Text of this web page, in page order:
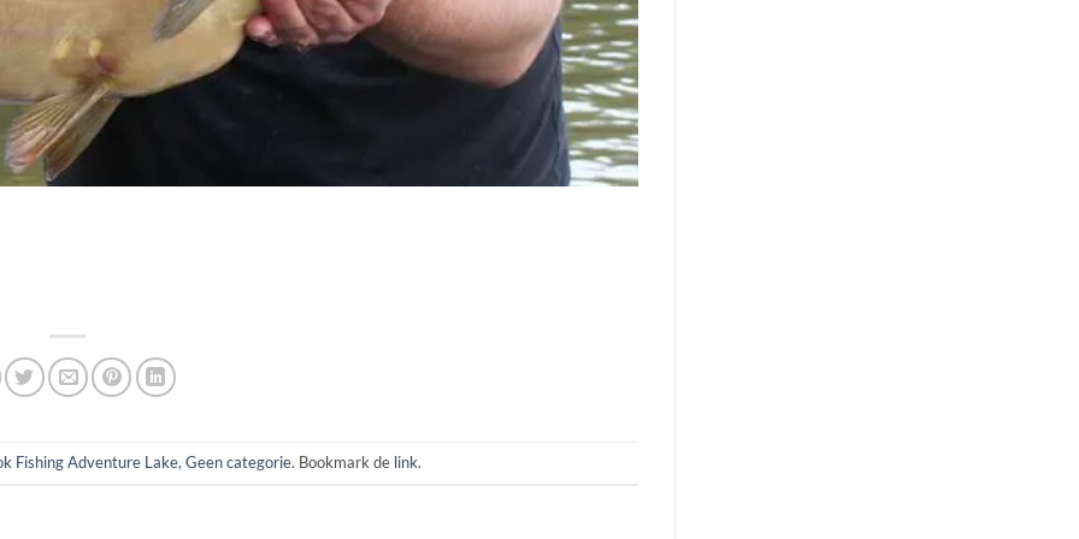
Fishing Adventure Lake, Geen categorie. Bookmark de link.